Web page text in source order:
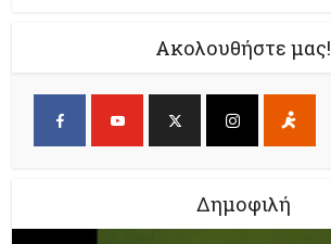
Ακολουθήστε μας!
Δημοφιλή